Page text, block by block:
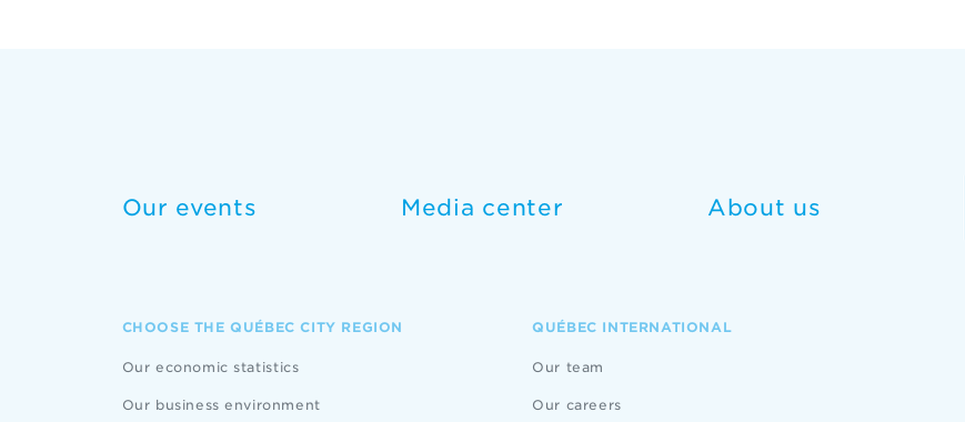
Our events Media center About us
CHOOSE THE QUÉBEC CITY REGION
Our economic statistics
Our business environment
QUÉBEC INTERNATIONAL
Our team
Our careers